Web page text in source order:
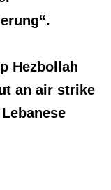
Hezbollah
an air strike